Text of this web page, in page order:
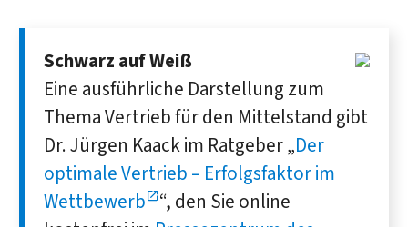
Schwarz auf Weiß
Eine ausführliche Darstellung zum
Thema Vertrieb für den Mittelstand gibt
Dr. Jürgen Kaack im Ratgeber „Der
optimale Vertrieb – Erfolgsfaktor im
Wettbewerb “, den Sie online